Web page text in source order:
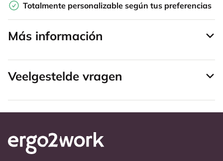
Totalmente personalizable según tus preferencias
Más información
Veelgestelde vragen